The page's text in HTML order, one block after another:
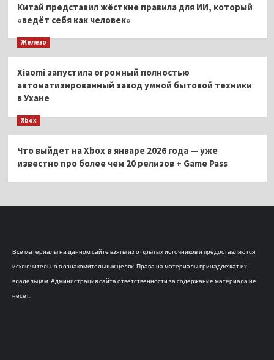
Китай представил жёсткие правила для ИИ, который
«ведёт себя как человек»
Железо
Xiaomi запустила огромный полностью
автоматизированный завод умной бытовой техники
в Ухане
Xbox
Что выйдет на Xbox в январе 2026 года — уже
известно про более чем 20 релизов + Game Pass
Все материалы на данном сайте взяты из открытых источников и предоставляются
исключительно в ознакомительных целях. Права на материалы принадлежат их
владельцам. Администрация сайта ответственности за содержание материала не
несет.